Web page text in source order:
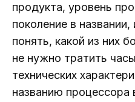
продукта, уровень
поколение в
понять, какой из них
не нужно тратить
технических
названию